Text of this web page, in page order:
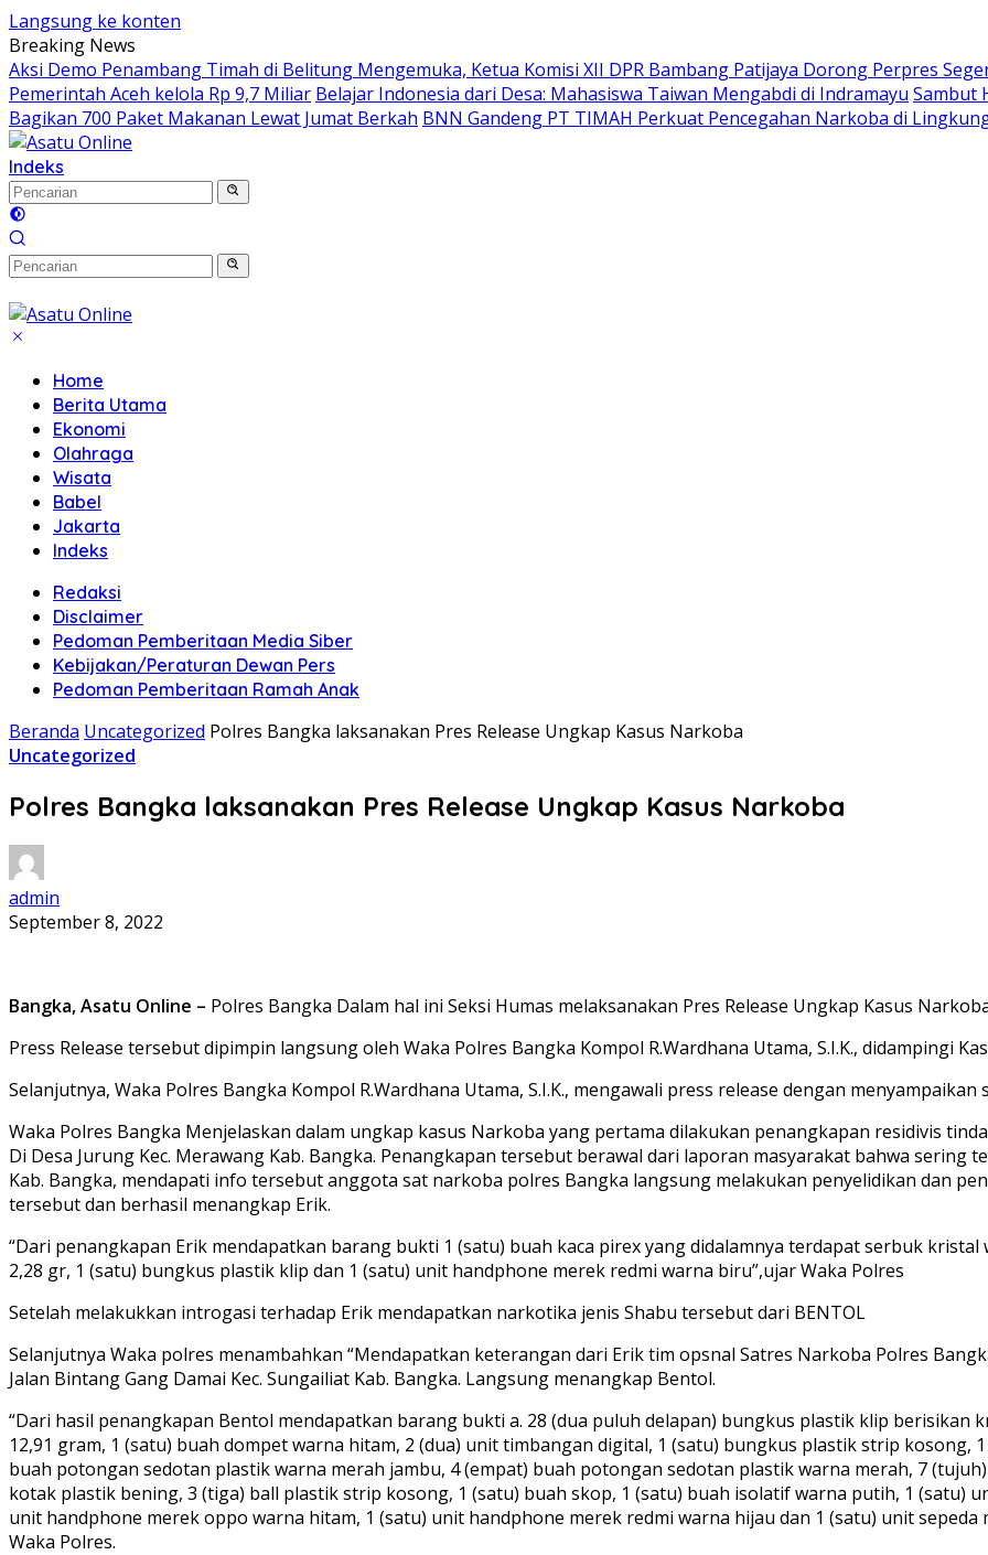
Langsung ke konten
Breaking News
Aksi Demo Penambang Timah di Belitung Mengemuka, Ketua Komisi XII DPR Bambang Patijaya Dorong Perpres
Pemerintah Aceh kelola Rp 9,7 Miliar Belajar Indonesia dari Desa: Mahasiswa Taiwan Mengabdi di Indramayu Sambut
Bagikan 700 Paket Makanan Lewat Jumat Berkah BNN Gandeng PT TIMAH Perkuat Pencegahan Narkoba di
Indeks
Home
Berita Utama
Ekonomi
Olahraga
Wisata
Babel
Jakarta
Indeks
Redaksi
Disclaimer
Pedoman Pemberitaan Media Siber
Kebijakan/Peraturan Dewan Pers
Pedoman Pemberitaan Ramah Anak
Beranda Uncategorized Polres Bangka laksanakan Pres Release Ungkap Kasus Narkoba
Uncategorized
Polres Bangka laksanakan Pres Release Ungkap Kasus Narkoba
admin
September 8, 2022
Bangka, Asatu Online – Polres Bangka Dalam hal ini Seksi Humas melaksanakan Pres Release Ungkap Kasus
Press Release tersebut dipimpin langsung oleh Waka Polres Bangka Kompol R.Wardhana Utama, S.I.K., didampingi
Selanjutnya, Waka Polres Bangka Kompol R.Wardhana Utama, S.I.K., mengawali press release dengan
Waka Polres Bangka Menjelaskan dalam ungkap kasus Narkoba yang pertama dilakukan penangkapan residivis
Di Desa Jurung Kec. Merawang Kab. Bangka. Penangkapan tersebut berawal dari laporan masyarakat bahwa sering
Kab. Bangka, mendapati info tersebut anggota sat narkoba polres Bangka langsung melakukan penyelidikan dan
tersebut dan berhasil menangkap Erik.
“Dari penangkapan Erik mendapatkan barang bukti 1 (satu) buah kaca pirex yang didalamnya terdapat serbuk
2,28 gr, 1 (satu) bungkus plastik klip dan 1 (satu) unit handphone merek redmi warna biru”,ujar Waka Polres
Setelah melakukkan introgasi terhadap Erik mendapatkan narkotika jenis Shabu tersebut dari BENTOL
Selanjutnya Waka polres menambahkan “Mendapatkan keterangan dari Erik tim opsnal Satres Narkoba Polres
Jalan Bintang Gang Damai Kec. Sungailiat Kab. Bangka. Langsung menangkap Bentol.
“Dari hasil penangkapan Bentol mendapatkan barang bukti a. 28 (dua puluh delapan) bungkus plastik klip
12,91 gram, 1 (satu) buah dompet warna hitam, 2 (dua) unit timbangan digital, 1 (satu) bungkus plastik strip kosong,
buah potongan sedotan plastik warna merah jambu, 4 (empat) buah potongan sedotan plastik warna merah, 7
kotak plastik bening, 3 (tiga) ball plastik strip kosong, 1 (satu) buah skop, 1 (satu) buah isolatif warna putih, 1 (satu)
unit handphone merek oppo warna hitam, 1 (satu) unit handphone merek redmi warna hijau dan 1 (satu) unit
Waka Polres.